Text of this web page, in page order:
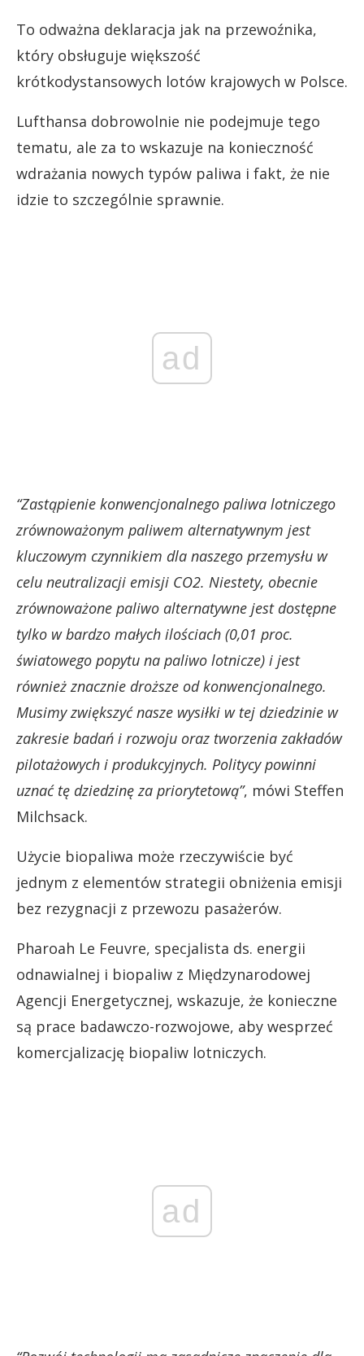
To odważna deklaracja jak na przewoźnika,
który obsługuje większość
krótkodystansowych lotów krajowych w Polsce.
Lufthansa dobrowolnie nie podejmuje tego
tematu, ale za to wskazuje na konieczność
wdrażania nowych typów paliwa i fakt, że nie
idzie to szczególnie sprawnie.
ad
“Zastąpienie konwencjonalnego paliwa lotniczego
zrównoważonym paliwem alternatywnym jest
kluczowym czynnikiem dla naszego przemysłu w
celu neutralizacji emisji CO2. Niestety, obecnie
zrównoważone paliwo alternatywne jest dostępne
tylko w bardzo małych ilościach (0,01 proc.
światowego popytu na paliwo lotnicze) i jest
również znacznie droższe od konwencjonalnego.
Musimy zwiększyć nasze wysiłki w tej dziedzinie w
zakresie badań i rozwoju oraz tworzenia zakładów
pilotażowych i produkcyjnych. Politycy powinni
uznać tę dziedzinę za priorytetową”, mówi Steffen
Milchsack.
Użycie biopaliwa może rzeczywiście być
jednym z elementów strategii obniżenia emisji
bez rezygnacji z przewozu pasażerów.
Pharoah Le Feuvre, specjalista ds. energii
odnawialnej i biopaliw z Międzynarodowej
Agencji Energetycznej, wskazuje, że konieczne
są prace badawczo-rozwojowe, aby wesprzeć
komercjalizację biopaliw lotniczych.
ad